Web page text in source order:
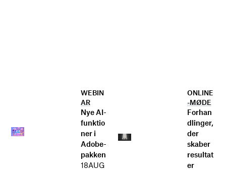
WEBIN
AR
Nye AI-
funktio
ner i
Adobe-
pakken
18AUG
ONLINE
-MØDE
Forhan
dlinger,
der
skaber
resultat
er